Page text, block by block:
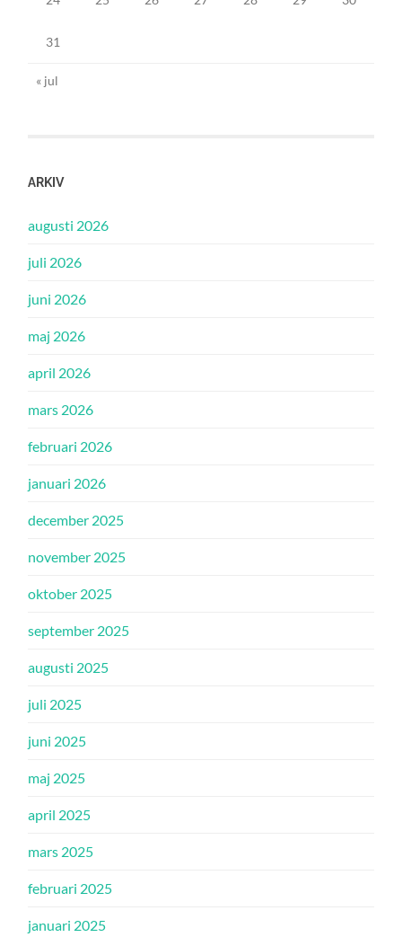
31
« jul
ARKIV
augusti 2026
juli 2026
juni 2026
maj 2026
april 2026
mars 2026
februari 2026
januari 2026
december 2025
november 2025
oktober 2025
september 2025
augusti 2025
juli 2025
juni 2025
maj 2025
april 2025
mars 2025
februari 2025
januari 2025